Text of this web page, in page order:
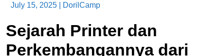
July 15, 2025 DorilCamp
Sejarah Printer dan
Perkembangannya dari